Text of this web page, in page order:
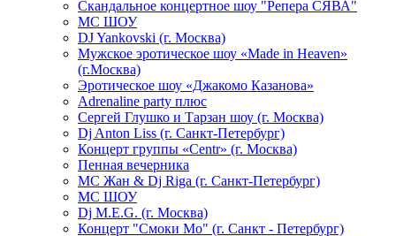
Скандальное концертное шоу "Репера СЯВА"
МС ШОУ
DJ Yankovski (г. Москва)
Мужское эротическое шоу «Made in Heaven»
(г.Москва)
Эротическое шоу «Джакомо Казанова»
Adrenaline party плюс
Сергей Глушко и Тарзан шоу (г. Москва)
Dj Anton Liss (г. Санкт-Петербург)
Концерт группы «Centr» (г. Москва)
Пенная вечерника
МС Жан & Dj Riga (г. Санкт-Петербург)
МС ШОУ
Dj M.E.G. (г. Москва)
Концерт "Смоки Мо" (г. Санкт - Петербург)